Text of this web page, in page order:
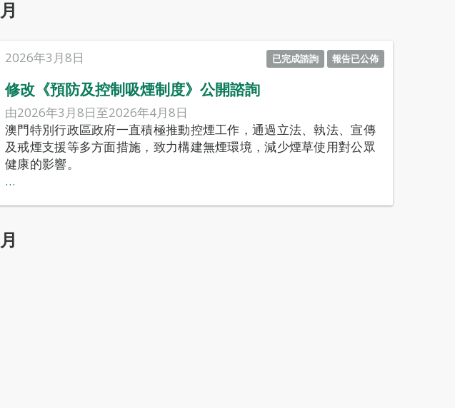
2026年3月8日 已完成諮詢 報告已公佈
修改《預防及控制吸煙制度》公開諮詢
由2026年3月8日至2026年4月8日
澳門特別行政區政府一直積極推動控煙工作，通過立法、執法、宣傳
及戒煙支援等多方面措施，致力構建無煙環境，減少煙草使用對公眾
健康的影響。
…